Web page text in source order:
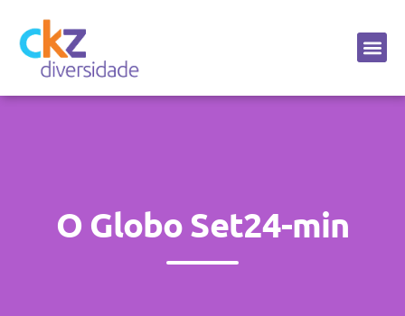
O Globo Set24-min